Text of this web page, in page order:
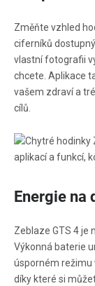
Změňte vzhled
ciferníků
vlastní fotografii
chcete. Aplikace
vašem zdraví a
cílů.
Energie na
Zeblaze GTS 4 je
Výkonná baterie
úsporném režimu
díky které si